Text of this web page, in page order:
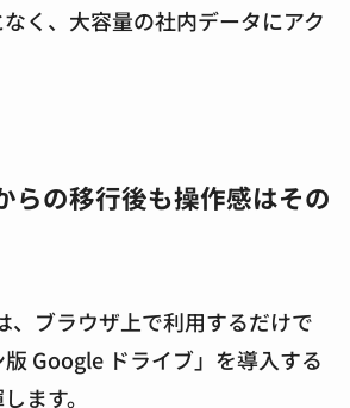
く、大容量の社内データにアク
らの移行後も操作感はその
、ブラウザ上で利用するだけで
Google ドライブ」を導入する
ます。